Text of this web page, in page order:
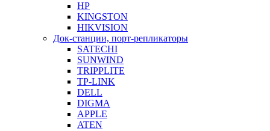
HP
KINGSTON
HIKVISION
Док-станции, порт-репликаторы
SATECHI
SUNWIND
TRIPPLITE
TP-LINK
DELL
DIGMA
APPLE
ATEN